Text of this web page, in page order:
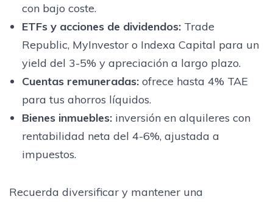
con bajo coste.
ETFs y acciones de dividendos:Trade
Republic, MyInvestor o Indexa Capital para un
yield del 3-5% y apreciación a largo plazo.
Cuentas remuneradas:ofrece hasta 4% TAE
para tus ahorros líquidos.
Bienes inmuebles:inversión en alquileres con
rentabilidad neta del 4-6%, ajustada a
impuestos.
Recuerda diversificar y mantener una